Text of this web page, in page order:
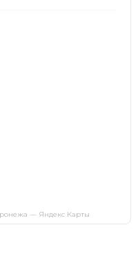
— Яндекс Карты